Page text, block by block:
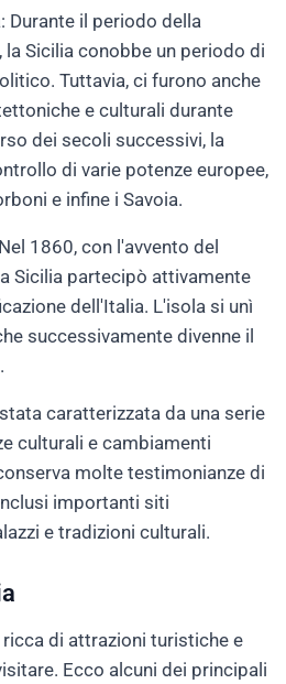
Durante il periodo della
Sicilia conobbe un periodo di
Tuttavia, ci furono anche
e culturali durante
dei secoli successivi, la
di varie potenze europee,
e infine i Savoia.
1860, con l'avvento del
Sicilia partecipò attivamente
dell'Italia. L'isola si unì
successivamente divenne il
caratterizzata da una serie
culturali e cambiamenti
molte testimonianze di
importanti siti
e tradizioni culturali.
ricca di attrazioni turistiche e
Ecco alcuni dei principali